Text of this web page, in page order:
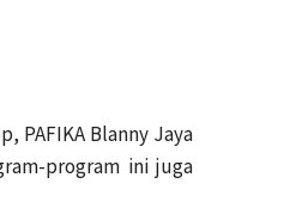
PAFIKA Blanny Jaya
program ini juga